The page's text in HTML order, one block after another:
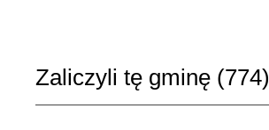
Zaliczyli tę gminę (774)